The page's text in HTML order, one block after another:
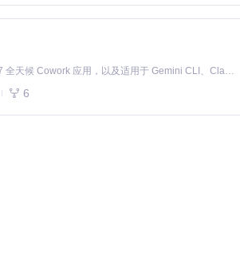
免费、本地、开源的 24/7 全天候 Cowork 应用，以及适用于 Gemini CLI、Claude Code、Codex、OpenCode、Qwen Code、Goose CLI、Auggie 等的 OpenClaw | 🌟 喜欢就点star吧
6